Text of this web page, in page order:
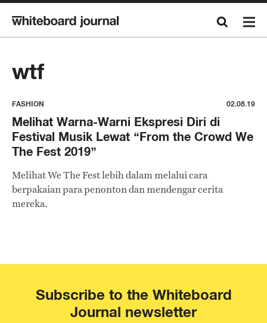
wtf
FASHION 02.08.19
Melihat Warna-Warni Ekspresi Diri di
Festival Musik Lewat “From the Crowd We
The Fest 2019”
Melihat We The Fest lebih dalam melalui cara
berpakaian para penonton dan mendengar cerita
mereka.
Subscribe to the Whiteboard
Journal newsletter